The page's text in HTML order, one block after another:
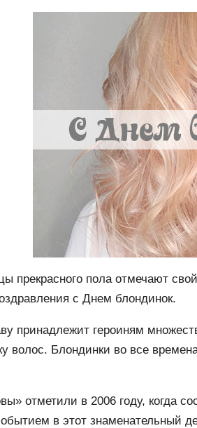
прекрасного пола отмечают
с Днем блондинок.
принадлежит героиням
волос. Блондинки во все
отметили в 2006 году, когда
в этот знаменательный